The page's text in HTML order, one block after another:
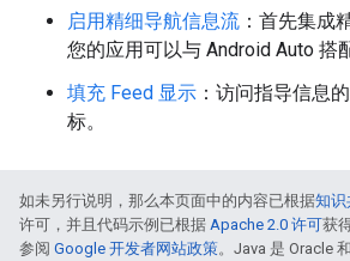
启用精细导航信息流 ：首先集成
您的应用可以与 Android Auto 搭
填充 Feed 显示 ：访问指导信息
标。
如未另行说明，那么本页面中的内容已根据知识
许可，并且代码示例已根据 Apache 2.0 许可获
参阅 Google 开发者网站政策。Java 是 Oracle